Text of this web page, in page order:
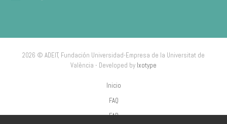
2026 © ADEIT, Fundación Universidad-Empresa de la Universitat de
València - Developed by Ixotype
Inicio
FAQ
FAP